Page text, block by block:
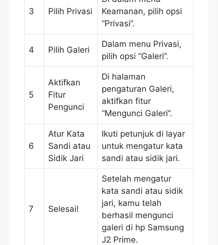
3 Pilih Privasi
Keamanan, pilih opsi
“Privasi”.
4 Pilih Galeri
Dalam menu Privasi,
pilih opsi “Galeri”.
5
Aktifkan
Fitur
Pengunci
Di halaman
pengaturan Galeri,
aktifkan fitur
“Mengunci Galeri”.
6
Atur Kata
Sandi atau
Sidik Jari
Ikuti petunjuk di layar
untuk mengatur kata
sandi atau sidik jari.
7 Selesai!
Setelah mengatur
kata sandi atau sidik
jari, kamu telah
berhasil mengunci
galeri di hp Samsung
J2 Prime.